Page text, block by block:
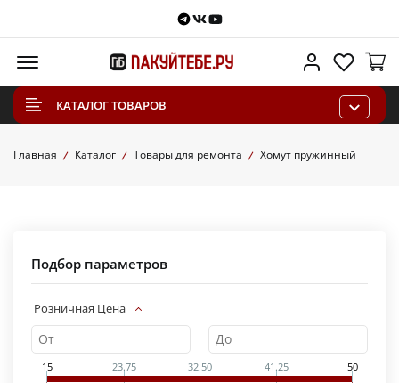
Telegram
VKontakte
Youtube
Личный
КАТАЛОГ ТОВАРОВ
Главная Каталог Товары для ремонта Хомут пружинный
Подбор параметров
Розничная Цена
15 23.75 32.50 41.25 50